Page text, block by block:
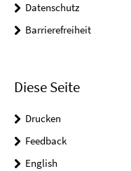
Datenschutz
Barrierefreiheit
Diese Seite
Drucken
Feedback
English